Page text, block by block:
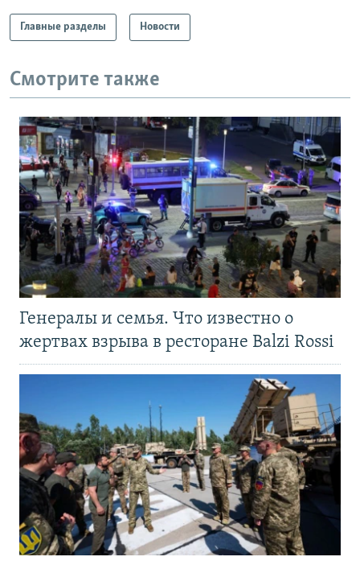
Главные разделы Новости
Смотрите также
Генералы и семья. Что известно о
жертвах взрыва в ресторане Balzi Rossi